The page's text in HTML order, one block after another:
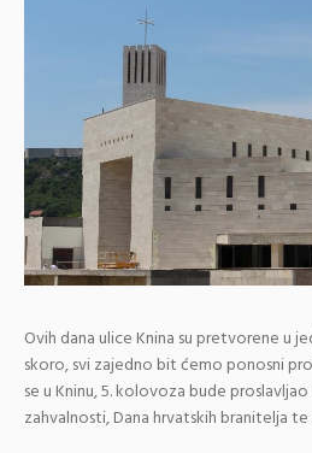
Ovih dana ulice Knina su pretvorene u
skoro, svi zajedno bit ćemo ponosni
se u Kninu, 5. kolovoza bude
zahvalnosti, Dana hrvatskih branitelja te